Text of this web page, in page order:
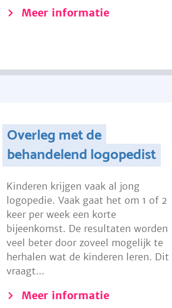
Meer informatie
Overleg met de
behandelend logopedist
Kinderen krijgen vaak al jong
logopedie. Vaak gaat het om 1 of 2
keer per week een korte
bijeenkomst. De resultaten worden
veel beter door zoveel mogelijk te
herhalen wat de kinderen leren. Dit
vraagt...
Meer informatie